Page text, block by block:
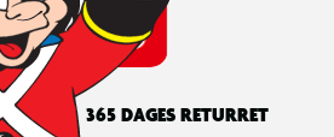
365 DAGES RETURRET